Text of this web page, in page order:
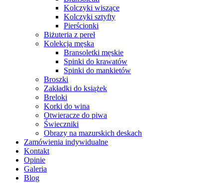
Kolczyki wiszące
Kolczyki sztyfty
Pierścionki
Biżuteria z pereł
Kolekcja męska
Bransoletki męskie
Spinki do krawatów
Spinki do mankietów
Broszki
Zakładki do książek
Breloki
Korki do wina
Otwieracze do piwa
Świeczniki
Obrazy na mazurskich deskach
Zamówienia indywidualne
Kontakt
Opinie
Galeria
Blog